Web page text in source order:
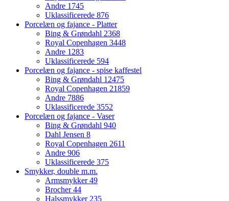
Andre 1745
Uklassificerede 876
Porcelæn og fajance - Platter
Bing & Grøndahl 2368
Royal Copenhagen 3448
Andre 1283
Uklassificerede 594
Porcelæn og fajance - spise kaffestel
Bing & Grøndahl 12475
Royal Copenhagen 21859
Andre 7886
Uklassificerede 3552
Porcelæn og fajance - Vaser
Bing & Grøndahl 940
Dahl Jensen 8
Royal Copenhagen 2611
Andre 906
Uklassificerede 375
Smykker, double m.m.
Armsmykker49
Brocher44
Halssmykker235